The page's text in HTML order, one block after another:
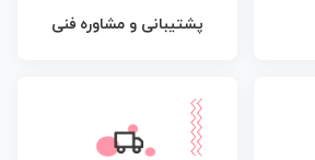
پشتیبانی و مشاوره فنی